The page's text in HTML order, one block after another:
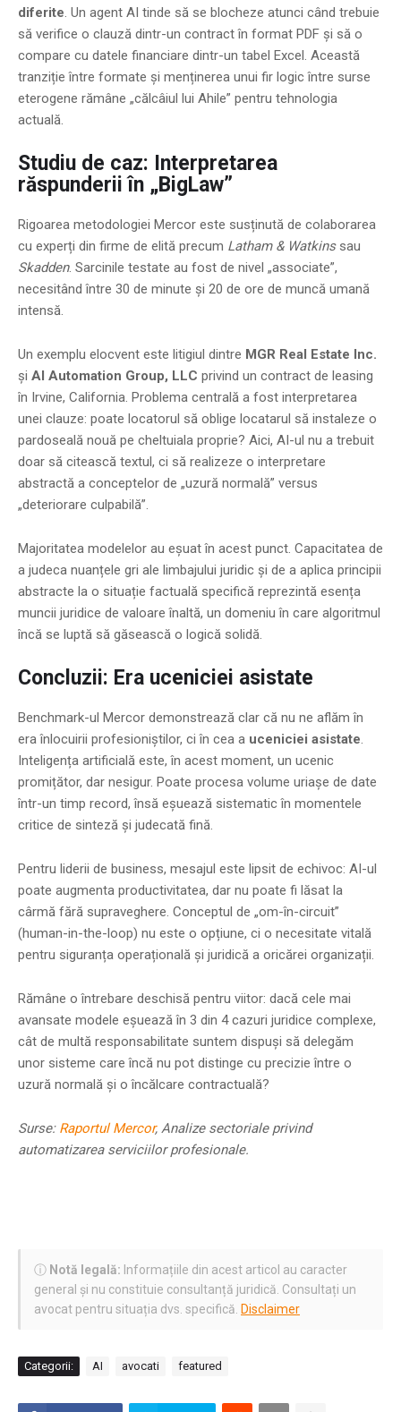
diferite . Un agent AI tinde să se blocheze atunci când trebuie
să verifice o clauză dintr-un contract în format PDF și să o
compare cu datele financiare dintr-un tabel Excel. Această
tranziție între formate și menținerea unui fir logic între surse
eterogene rămâne „călcâiul lui Ahile” pentru tehnologia
actuală.
Studiu de caz: Interpretarea
răspunderii în „BigLaw”
Rigoarea metodologiei Mercor este susținută de colaborarea
cu experți din firme de elită precum Latham & Watkinssau
Skadden. Sarcinile testate au fost de nivel „associate”,
necesitând între 30 de minute și 20 de ore de muncă umană
intensă.
Un exemplu elocvent este litigiul dintre MGR Real Estate Inc.
și AI Automation Group, LLC privind un contract de leasing
în Irvine, California. Problema centrală a fost interpretarea
unei clauze: poate locatorul să oblige locatarul să instaleze o
pardoseală nouă pe cheltuiala proprie? Aici, AI-ul nu a trebuit
doar să citească textul, ci să realizeze o interpretare
abstractă a conceptelor de „uzură normală” versus
„deteriorare culpabilă”.
Majoritatea modelelor au eșuat în acest punct. Capacitatea de
a judeca nuanțele gri ale limbajului juridic și de a aplica principii
abstracte la o situație factuală specifică reprezintă esența
muncii juridice de valoare înaltă, un domeniu în care algoritmul
încă se luptă să găsească o logică solidă.
Concluzii: Era uceniciei asistate
Benchmark-ul Mercor demonstrează clar că nu ne aflăm în
era înlocuirii profesioniștilor, ci în cea a uceniciei asistate
Inteligența artificială este, în acest moment, un ucenic
promițător, dar nesigur. Poate procesa volume uriașe de date
într-un timp record, însă eșuează sistematic în momentele
critice de sinteză și judecată fină.
Pentru liderii de business, mesajul este lipsit de echivoc: AI-ul
poate augmenta productivitatea, dar nu poate fi lăsat la
cârmă fără supraveghere. Conceptul de „om-în-circuit”
(human-in-the-loop) nu este o opțiune, ci o necesitate vitală
pentru siguranța operațională și juridică a oricărei organizații.
Rămâne o întrebare deschisă pentru viitor: dacă cele mai
avansate modele eșuează în 3 din 4 cazuri juridice complexe,
cât de multă responsabilitate suntem dispuși să delegăm
unor sisteme care încă nu pot distinge cu precizie între o
uzură normală și o încălcare contractuală?
Surse: Raportul Mercor, Analize sectoriale privind
automatizarea serviciilor profesionale.
ⓘ Notă legală: Informațiile din acest articol au caracter
general și nu constituie consultanță juridică. Consultați un
avocat pentru situația dvs. specifică. Disclaimer
Categorii: AI avocati featured